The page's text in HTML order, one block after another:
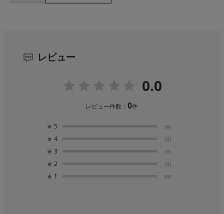
レビュー
0.0
レビュー件数：0件
★ 5 (0)
★ 4 (0)
★ 3 (0)
★ 2 (0)
★ 1 (0)